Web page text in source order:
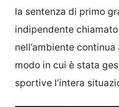
la sentenza di primo
indipendente chiamato
nell’ambiente
modo in cui è stata
sportive l’intera